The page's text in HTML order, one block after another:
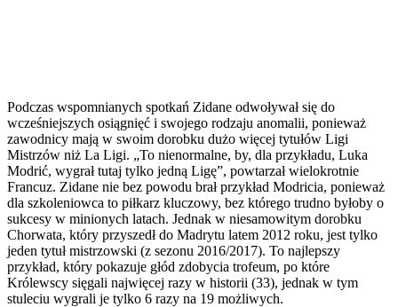
Podczas wspomnianych spotkań Zidane odwoływał się do
wcześniejszych osiągnięć i swojego rodzaju anomalii, ponieważ
zawodnicy mają w swoim dorobku dużo więcej tytułów Ligi
Mistrzów niż La Ligi. „To nienormalne, by, dla przykładu, Luka
Modrić, wygrał tutaj tylko jedną Ligę”, powtarzał wielokrotnie
Francuz. Zidane nie bez powodu brał przykład Modricia, ponieważ
dla szkoleniowca to piłkarz kluczowy, bez którego trudno byłoby o
sukcesy w minionych latach. Jednak w niesamowitym dorobku
Chorwata, który przyszedł do Madrytu latem 2012 roku, jest tylko
jeden tytuł mistrzowski (z sezonu 2016/2017). To najlepszy
przykład, który pokazuje głód zdobycia trofeum, po które
Królewscy sięgali najwięcej razy w historii (33), jednak w tym
stuleciu wygrali je tylko 6 razy na 19 możliwych.